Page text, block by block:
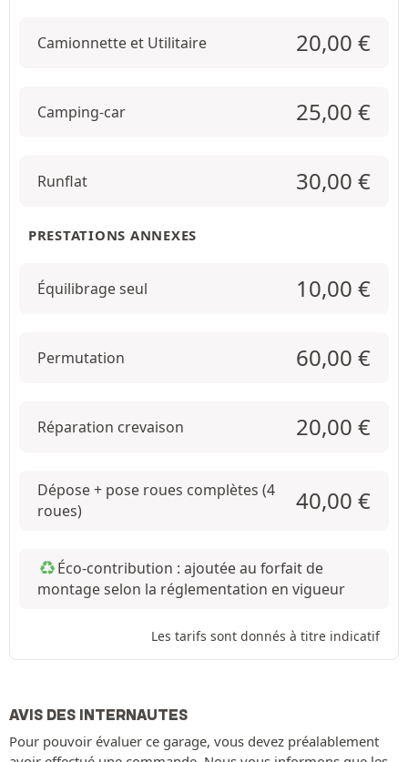
Camionnette et Utilitaire 20,00 €
Camping-car 25,00 €
Runflat 30,00 €
PRESTATIONS ANNEXES
Équilibrage seul 10,00 €
Permutation 60,00 €
Réparation crevaison 20,00 €
Dépose + pose roues complètes (4
roues)
40,00 €
Éco-contribution : ajoutée au forfait de
montage selon la réglementation en vigueur
Les tarifs sont donnés à titre indicatif
AVIS DES INTERNAUTES
Pour pouvoir évaluer ce garage, vous devez préalablement